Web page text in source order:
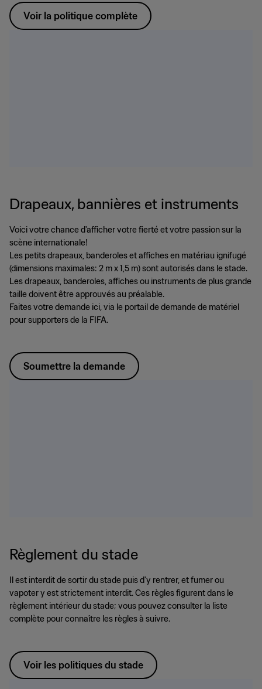
Voir la politique complète
Drapeaux, bannières et instruments
Voici votre chance d'afficher votre fierté et votre passion sur la
scène internationale!
Les petits drapeaux, banderoles et affiches en matériau ignifugé
(dimensions maximales: 2 m x 1,5 m) sont autorisés dans le stade.
Les drapeaux, banderoles, affiches ou instruments de plus grande
taille doivent être approuvés au préalable.
Faites votre demande ici, via le portail de demande de matériel
pour supporters de la FIFA.
Soumettre la demande
Règlement du stade
Il est interdit de sortir du stade puis d'y rentrer, et fumer ou
vapoter y est strictement interdit. Ces règles figurent dans le
règlement intérieur du stade; vous pouvez consulter la liste
complète pour connaître les règles à suivre.
Voir les politiques du stade